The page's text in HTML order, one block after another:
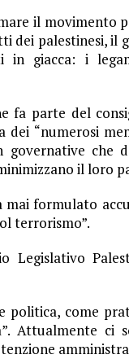
il movimento
dei palestinesi, il
in giacca: i
fa parte del
dei “numerosi
governative che
il loro
formulato
terrorismo”.
Legislativo
politica, come
Attualmente